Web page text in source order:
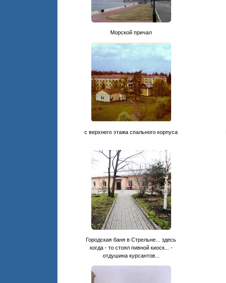
Морской причал
с верхнего этажа спального корпуса
Городская баня в Стрельне... здесь
когда - то стоял пивной киоск... -
отдушина курсантов...